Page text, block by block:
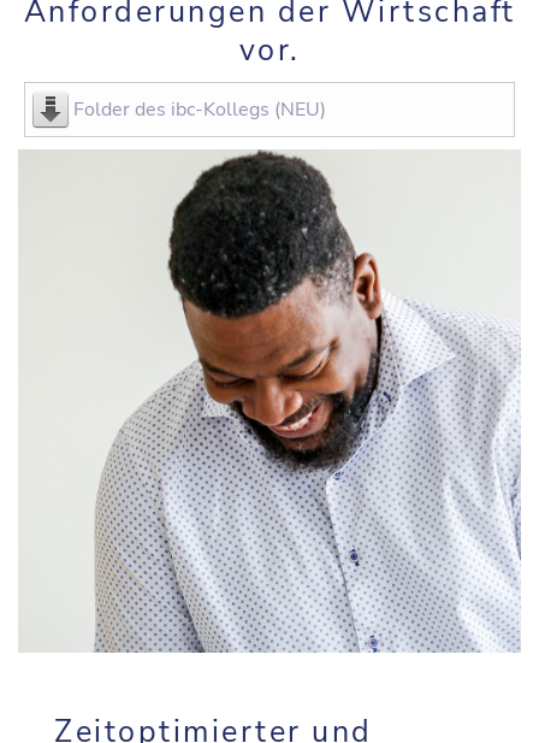
Anforderungen der Wirtschaft
vor.
Folder des ibc-Kollegs (NEU)
Zeitoptimierter und